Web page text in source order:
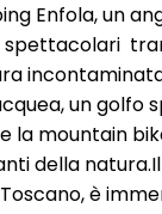
Enfola, un
un golfo
la mountain
della
è